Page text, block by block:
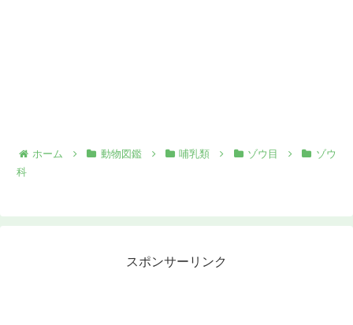
ホーム 動物図鑑 哺乳類 ゾウ目
ゾウ
科
スポンサーリンク